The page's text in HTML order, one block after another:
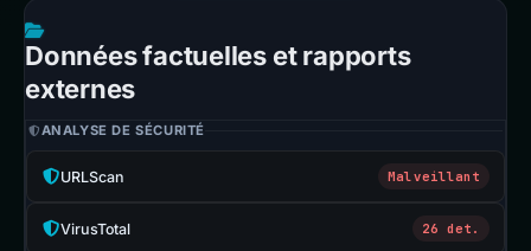
Données factuelles et rapports
externes
ANALYSE DE SÉCURITÉ
URLScan Malveillant
VirusTotal 26 det.